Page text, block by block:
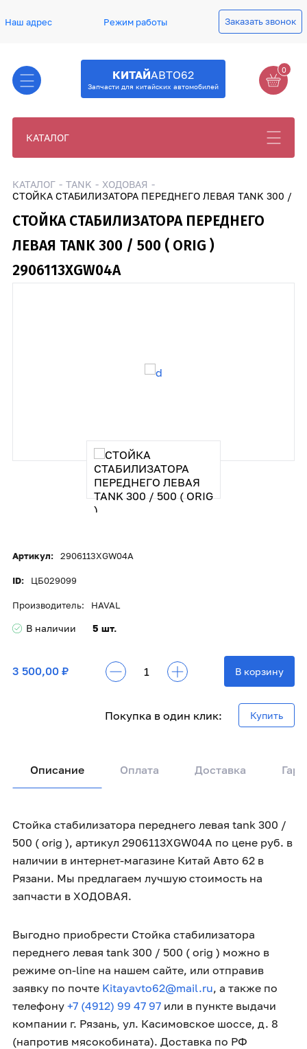
Наш адрес Режим работы Заказать звонок
КИТАЙАВТО62
Запчасти для китайских автомобилей
0
КАТАЛОГ
КАТАЛОГ TANK
ХОДОВАЯ
СТОЙКА СТАБИЛИЗАТОРА ПЕРЕДНЕГО ЛЕВАЯ TANK 300 / 500
СТОЙКА СТАБИЛИЗАТОРА ПЕРЕДНЕГО
ЛЕВАЯ TANK 300 / 500 ( ORIG )
2906113XGW04A
Артикул: 2906113XGW04A
ID: ЦБ029099
Производитель: HAVAL
В наличии 5 шт.
3 500,00 ₽ В корзину
Покупка в один клик: Купить
Описание Оплата Доставка
Стойка стабилизатора переднего левая tank 300 /
500 ( orig ), артикул 2906113XGW04A по цене руб. в
наличии в интернет-магазине Китай Авто 62 в
Рязани. Мы предлагаем лучшую стоимость на
запчасти в ХОДОВАЯ.
Выгодно приобрести Стойка стабилизатора
переднего левая tank 300 / 500 ( orig ) можно в
режиме on-line на нашем сайте, или отправив
заявку по почте Kitayavto62@mail.ru, а также по
телефону +7 (4912) 99 47 97 или в пункте выдачи
компании г. Рязань, ул. Касимовское шоссе, д. 8
(напротив мясокобината). Доставка по РФ